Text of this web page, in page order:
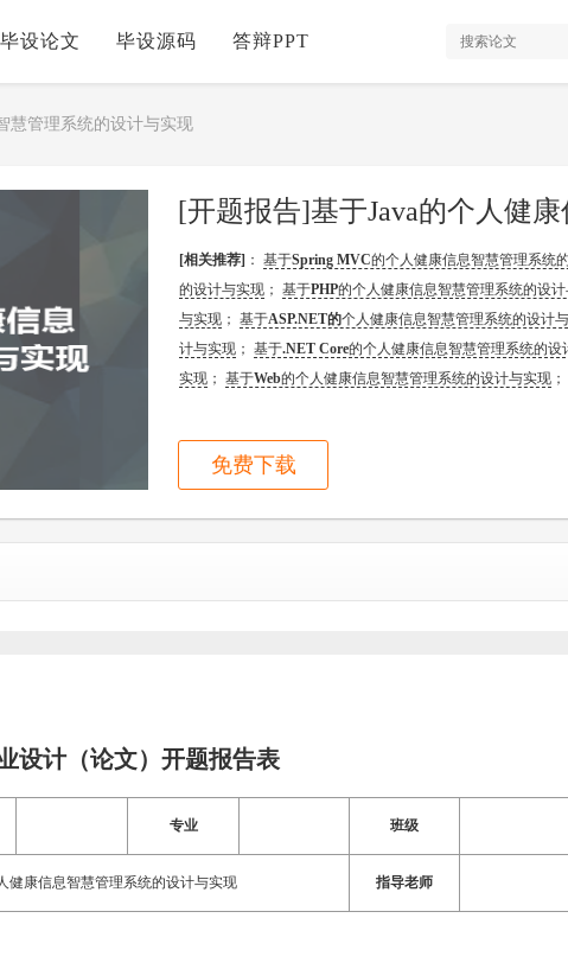
毕设论文 毕设源码 答辩PPT
慧管理系统的设计与实现
[开题报告]基于Java的个人健
[相关推荐] ： 基于Spring MVC的个人健康信息智慧管理系统
的设计与实现 ； 基于PHP的个人健康信息智慧管理系统的设
与实现 ； 基于ASP.NET的个人健康信息智慧管理系统的设计
计与实现 ； 基于.NET Core的个人健康信息智慧管理系统的设
实现 ； 基于Web的个人健康信息智慧管理系统的设计与实现 ；
免费下载
设计（论文）开题报告表
专业 班级
健康信息智慧管理系统的设计与实现 指导老师